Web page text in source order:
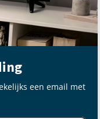
een email met